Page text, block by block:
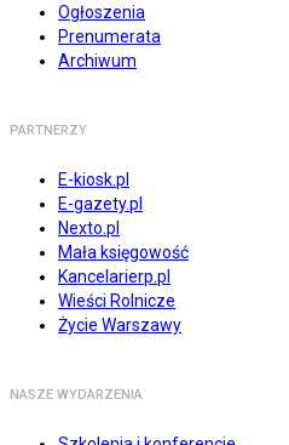
Ogłoszenia
Prenumerata
Archiwum
PARTNERZY
E-kiosk.pl
E-gazety.pl
Nexto.pl
Mała księgowość
Kancelarierp.pl
Wieści Rolnicze
Życie Warszawy
NASZE WYDARZENIA